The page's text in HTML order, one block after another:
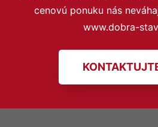
cenovú ponuku nás
www.dobra-